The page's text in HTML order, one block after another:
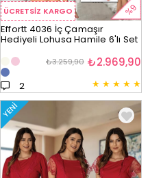
ÜCRETSIZ KARGO %9
Effortt 4036 İç Çamaşır
Hediyeli Lohusa Hamile 6'lı Set
★ ★ ★ ★ ★
2
₺2.969,90
₺3.259,90
YENI